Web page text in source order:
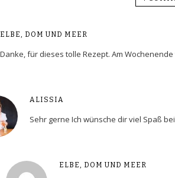
ELBE, DOM UND MEER
Danke, für dieses tolle Rezept. Am
ALISSIA
Sehr gerne Ich wünsche dir viel Spaß
ELBE, DOM UND MEER